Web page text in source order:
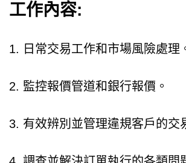
工作內容:
1. 日常交易工作和市場風險處理
2. 監控報價管道和銀行報價。
3. 有效辨別並管理違規客戶的交